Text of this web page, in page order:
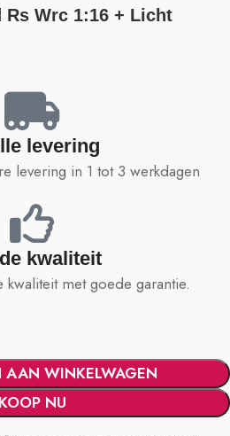
Rs Wrc 1:16 + Licht
levering
levering in 1 tot 3 werkdagen
kwaliteit
met goede garantie.
AAN WINKELWAGEN
KOOP NU